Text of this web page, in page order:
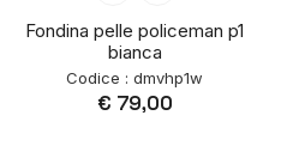
Fondina pelle policeman p1
bianca
Codice : dmvhp1w
€ 79,00